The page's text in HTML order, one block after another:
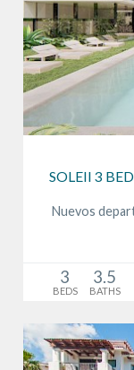
SOLEII 3
Nuevos
3
BEDS
3.5
BATHS